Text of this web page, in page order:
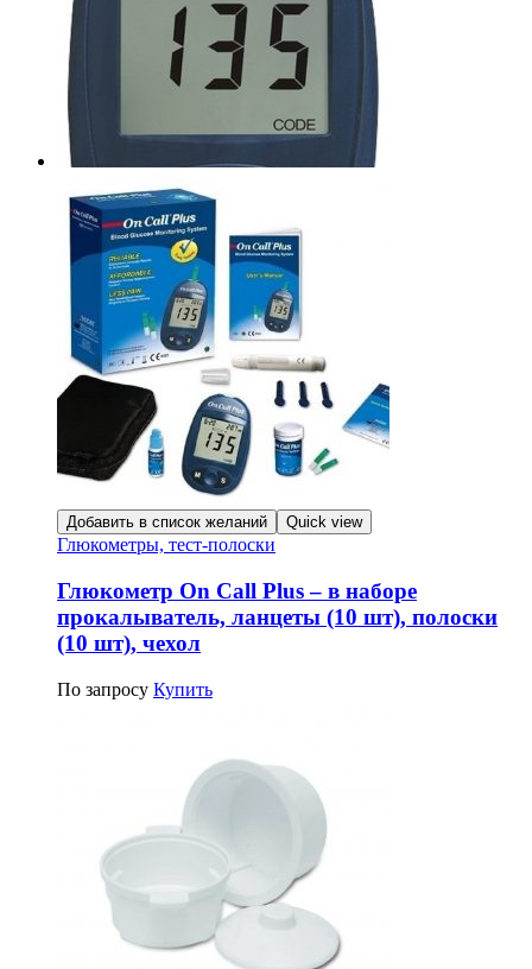
Добавить в список желаний Quick view
Глюкометры, тест-полоски
Глюкометр On Call Plus – в наборе
прокалыватель, ланцеты (10 шт), полоски
(10 шт), чехол
По запросу Купить